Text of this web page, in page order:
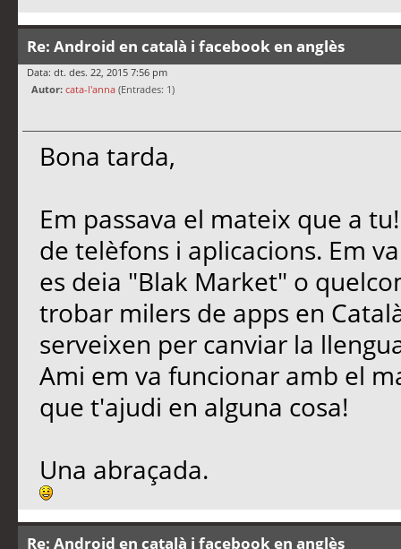
Re: Android en català i facebook en anglès
Data: dt. des. 22, 2015 7:56 pm
Autor: cata-l'anna (Entrades: 1)
Bona tarda,
Em passava el mateix que a
de telèfons i aplicacions. Em
es deia "Blak Market" o
trobar milers de apps en
serveixen per canviar la
Ami em va funcionar amb el
que t'ajudi en alguna cosa!
Una abraçada.
Re: Android en català i facebook en anglès